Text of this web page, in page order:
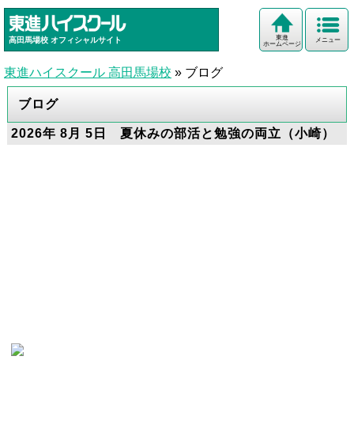
高田馬場校 オフィシャルサイト メニュー
東進
ホームページ
東進ハイスクール 高田馬場校 » ブログ
ブログ
2026年 8月 5日 夏休みの部活と勉強の両立（小崎）